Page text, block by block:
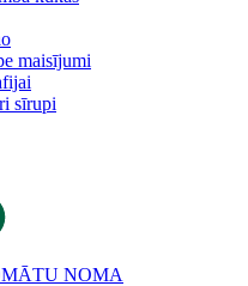
maisījumi
sīrupi
NOMA